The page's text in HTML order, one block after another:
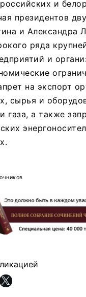
и
президентов
и Александра
ряда
и
на экспорт
сырья и
газа, а также